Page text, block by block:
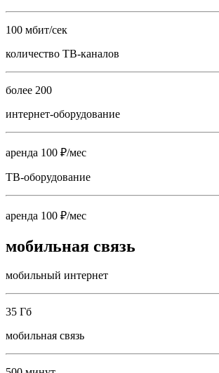
100 мбит/сек
количество ТВ-каналов
более 200
интернет-оборудование
аренда 100 ₽/мес
ТВ-оборудование
аренда 100 ₽/мес
мобильная связь
мобильный интернет
35 Гб
мобильная связь